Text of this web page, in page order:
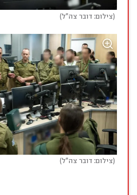
(צילום: דובר צה"ל)
(צילום: דובר צה"ל)